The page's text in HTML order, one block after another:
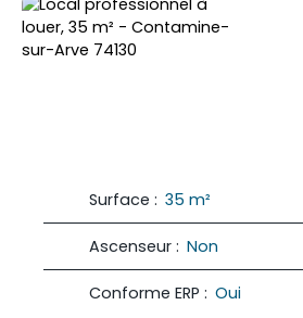
Surface : 35 m²
Ascenseur : Non
Conforme ERP : Oui